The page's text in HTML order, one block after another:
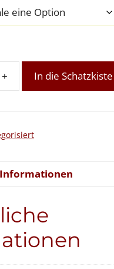
STILLE-
In
mit
sein
+ In die Schatzkiste